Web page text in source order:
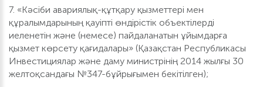
7. «Кәсіби авариялық-құтқару қызметтері мен
құралымдарының қауіпті өндірістік объектілерді
иеленетін және (немесе) пайдаланатын ұйымдарға
қызмет көрсету қағидалары» (Қазақстан Республикасы
Инвестициялар және даму министрінің 2014 жылғы 30
желтоқсандағы №347-бұйрығымен бекітілген);